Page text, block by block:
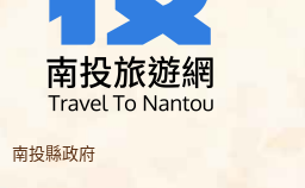
南投縣政府